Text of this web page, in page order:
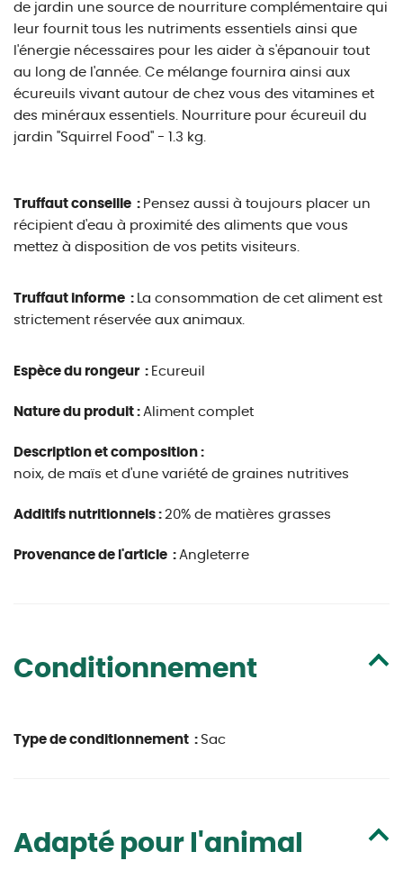
de jardin une source de nourriture complémentaire qui
leur fournit tous les nutriments essentiels ainsi que
l'énergie nécessaires pour les aider à s'épanouir tout
au long de l'année. Ce mélange fournira ainsi aux
écureuils vivant autour de chez vous des vitamines et
des minéraux essentiels. Nourriture pour écureuil du
jardin ''Squirrel Food'' - 1.3 kg.
Truffaut conseille : Pensez aussi à toujours placer un
récipient d'eau à proximité des aliments que vous
mettez à disposition de vos petits visiteurs.
Truffaut informe : La consommation de cet aliment est
strictement réservée aux animaux.
Espèce du rongeur : Ecureuil
Nature du produit : Aliment complet
Description et composition :
noix, de maïs et d'une variété de graines nutritives
Additifs nutritionnels : 20% de matières grasses
Provenance de l'article : Angleterre
Conditionnement
Type de conditionnement : Sac
Adapté pour l'animal